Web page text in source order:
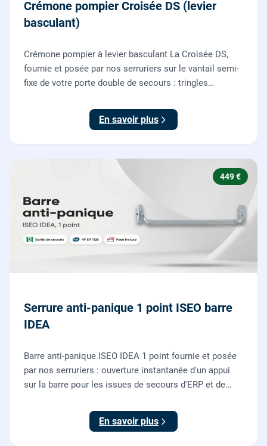
Crémone pompier Croisée DS (levier
basculant)
Crémone pompier à levier basculant La Croisée DS,
fournie et posée par nos serruriers sur le vantail semi-
fixe de votre porte double de secours : tringles
En savoir plus
449 €
Serrure anti-panique 1 point ISEO barre
IDEA
Barre anti-panique ISEO IDEA 1 point fournie et posée
par nos serruriers : ouverture instantanée d'un appui
sur la barre pour les issues de secours d'ERP et de
En savoir plus